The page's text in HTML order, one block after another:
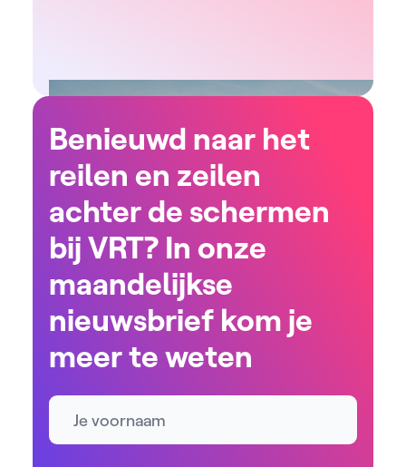
Benieuwd naar het
reilen en zeilen
achter de schermen
bij VRT? In onze
maandelijkse
nieuwsbrief kom je
meer te weten
Naam